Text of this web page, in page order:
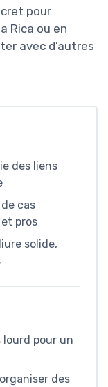
pour
Rica ou en
avec d’autres
des liens
cas
pros
solide,
pour un
des